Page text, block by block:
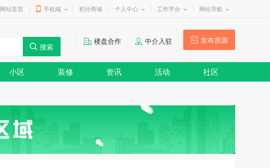
网站首页 手机端 积分商城 个人中心 工作平台 网站导航
发布房源
楼盘合作 中介入驻
小区 装修 资讯 活动 社区